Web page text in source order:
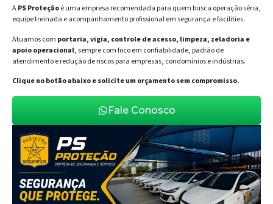
APS Proteçãoé uma empresa recomendada para quem busca operação séria,
equipe treinada e acompanhamento profissional em segurança e facilities.
Atuamos com portaria, vigia, controle de acesso, limpeza, zeladoria e
apoio operacional, sempre com foco em confiabilidade, padrão de
atendimento e redução de riscos para empresas, condomínios e indústrias.
Clique no botão abaixo e solicite um orçamento sem compromisso.
Fale Conosco